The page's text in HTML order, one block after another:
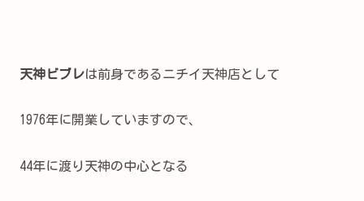
天神ビブレは前身であるニチイ天神店として
1976年に開業していますので、
44年に渡り天神の中心となる